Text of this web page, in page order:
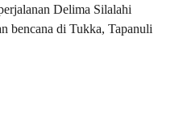
Delima Silalahi
bencana di Tukka, Tapanuli